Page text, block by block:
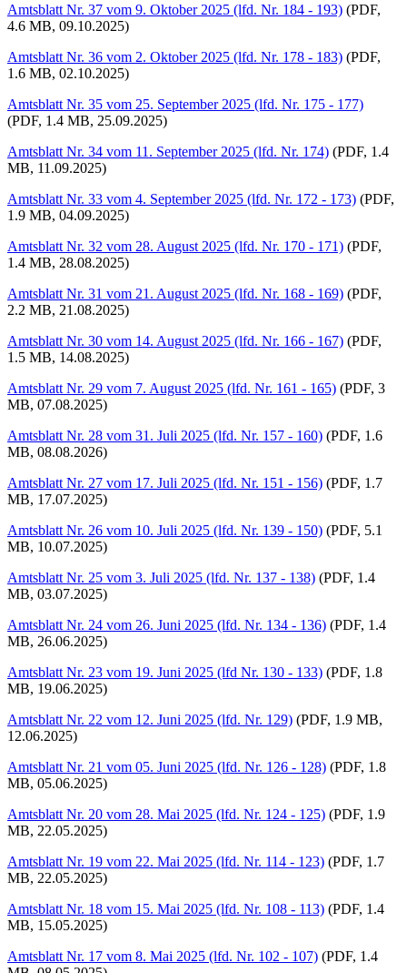
Amtsblatt Nr. 37 vom 9. Oktober 2025 (lfd. Nr. 184 - 193) (PDF,
4.6 MB, 09.10.2025)
Amtsblatt Nr. 36 vom 2. Oktober 2025 (lfd. Nr. 178 - 183) (PDF,
1.6 MB, 02.10.2025)
Amtsblatt Nr. 35 vom 25. September 2025 (lfd. Nr. 175 - 177)
(PDF, 1.4 MB, 25.09.2025)
Amtsblatt Nr. 34 vom 11. September 2025 (lfd. Nr. 174) (PDF, 1.4
MB, 11.09.2025)
Amtsblatt Nr. 33 vom 4. September 2025 (lfd. Nr. 172 - 173) (PDF,
1.9 MB, 04.09.2025)
Amtsblatt Nr. 32 vom 28. August 2025 (lfd. Nr. 170 - 171) (PDF,
1.4 MB, 28.08.2025)
Amtsblatt Nr. 31 vom 21. August 2025 (lfd. Nr. 168 - 169) (PDF,
2.2 MB, 21.08.2025)
Amtsblatt Nr. 30 vom 14. August 2025 (lfd. Nr. 166 - 167) (PDF,
1.5 MB, 14.08.2025)
Amtsblatt Nr. 29 vom 7. August 2025 (lfd. Nr. 161 - 165) (PDF, 3
MB, 07.08.2025)
Amtsblatt Nr. 28 vom 31. Juli 2025 (lfd. Nr. 157 - 160) (PDF, 1.6
MB, 08.08.2026)
Amtsblatt Nr. 27 vom 17. Juli 2025 (lfd. Nr. 151 - 156) (PDF, 1.7
MB, 17.07.2025)
Amtsblatt Nr. 26 vom 10. Juli 2025 (lfd. Nr. 139 - 150) (PDF, 5.1
MB, 10.07.2025)
Amtsblatt Nr. 25 vom 3. Juli 2025 (lfd. Nr. 137 - 138) (PDF, 1.4
MB, 03.07.2025)
Amtsblatt Nr. 24 vom 26. Juni 2025 (lfd. Nr. 134 - 136) (PDF, 1.4
MB, 26.06.2025)
Amtsblatt Nr. 23 vom 19. Juni 2025 (lfd Nr. 130 - 133) (PDF, 1.8
MB, 19.06.2025)
Amtsblatt Nr. 22 vom 12. Juni 2025 (lfd. Nr. 129) (PDF, 1.9 MB,
12.06.2025)
Amtsblatt Nr. 21 vom 05. Juni 2025 (lfd. Nr. 126 - 128) (PDF, 1.8
MB, 05.06.2025)
Amtsblatt Nr. 20 vom 28. Mai 2025 (lfd. Nr. 124 - 125) (PDF, 1.9
MB, 22.05.2025)
Amtsblatt Nr. 19 vom 22. Mai 2025 (lfd. Nr. 114 - 123) (PDF, 1.7
MB, 22.05.2025)
Amtsblatt Nr. 18 vom 15. Mai 2025 (lfd. Nr. 108 - 113) (PDF, 1.4
MB, 15.05.2025)
Amtsblatt Nr. 17 vom 8. Mai 2025 (lfd. Nr. 102 - 107) (PDF, 1.4